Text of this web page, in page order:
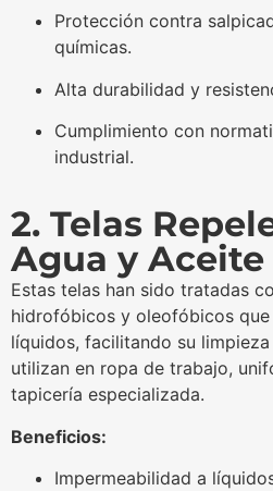
Protección contra
químicas.
Alta durabilidad y
Cumplimiento con
industrial.
2. Telas
Agua y Aceite
Estas telas han sido tratadas
hidrofóbicos y oleofóbicos
líquidos, facilitando su
utilizan en ropa de trabajo,
tapicería especializada.
Beneficios:
Impermeabilidad a